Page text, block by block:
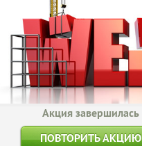
Акция завершилась
ПОВТОРИТЬ АКЦИЮ